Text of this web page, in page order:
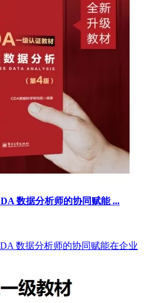
数据分析师的协同赋能 ...
数据分析师的协同赋能​ ​ 在企业